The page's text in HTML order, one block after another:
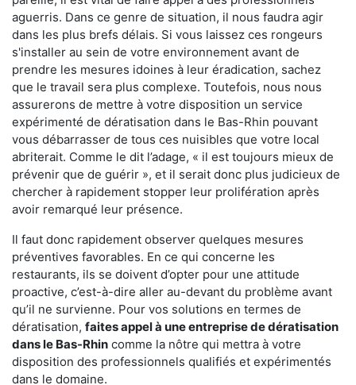
aguerris. Dans ce genre de situation, il nous faudra agir
dans les plus brefs délais. Si vous laissez ces rongeurs
s'installer au sein de votre environnement avant de
prendre les mesures idoines à leur éradication, sachez
que le travail sera plus complexe. Toutefois, nous nous
assurerons de mettre à votre disposition un service
expérimenté de dératisation dans le Bas-Rhin pouvant
vous débarrasser de tous ces nuisibles que votre local
abriterait. Comme le dit l’adage, « il est toujours mieux de
prévenir que de guérir », et il serait donc plus judicieux de
chercher à rapidement stopper leur prolifération après
avoir remarqué leur présence.
Il faut donc rapidement observer quelques mesures
préventives favorables. En ce qui concerne les
restaurants, ils se doivent d’opter pour une attitude
proactive, c’est-à-dire aller au-devant du problème avant
qu’il ne survienne. Pour vos solutions en termes de
dératisation, faites appel à une entreprise de dératisation
dans le Bas-Rhin comme la nôtre qui mettra à votre
disposition des professionnels qualifiés et expérimentés
dans le domaine.